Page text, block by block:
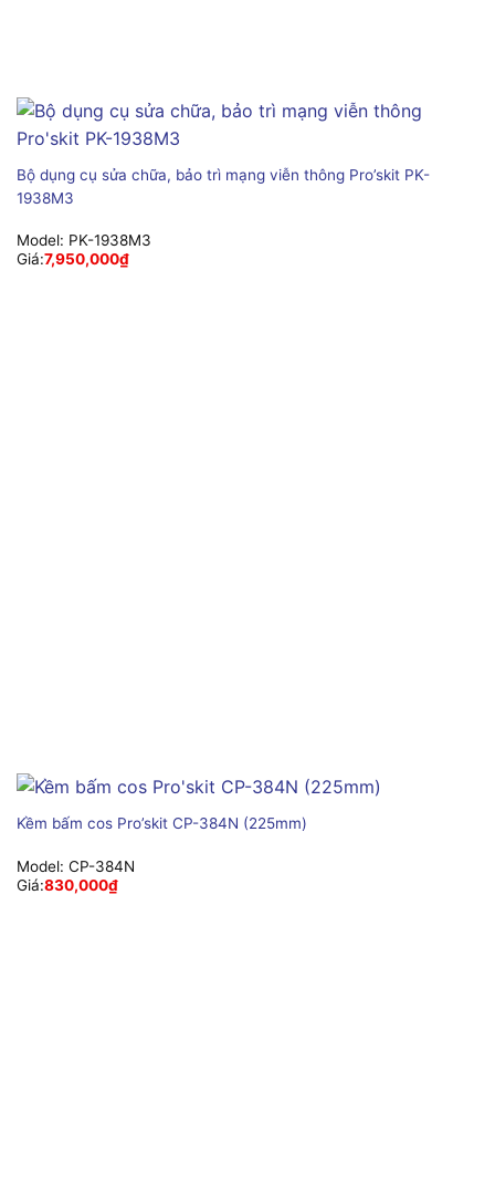
Bộ dụng cụ sửa chữa, bảo trì mạng viễn thông Pro’skit PK-
1938M3
Model: PK-1938M3
Giá:7,950,000₫
Kềm bấm cos Pro’skit CP-384N (225mm)
Model: CP-384N
Giá:830,000₫